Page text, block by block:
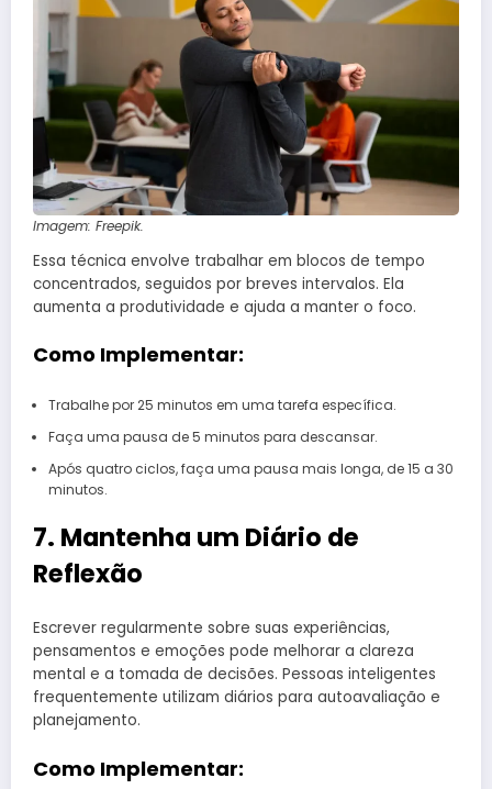
Imagem: Freepik.
Essa técnica envolve trabalhar em blocos de tempo
concentrados, seguidos por breves intervalos. Ela
aumenta a produtividade e ajuda a manter o foco.
Como Implementar:
Trabalhe por 25 minutos em uma tarefa específica.
Faça uma pausa de 5 minutos para descansar.
Após quatro ciclos, faça uma pausa mais longa, de 15 a 30
minutos.
7. Mantenha um Diário de
Reflexão
Escrever regularmente sobre suas experiências,
pensamentos e emoções pode melhorar a clareza
mental e a tomada de decisões. Pessoas inteligentes
frequentemente utilizam diários para autoavaliação e
planejamento.
Como Implementar: